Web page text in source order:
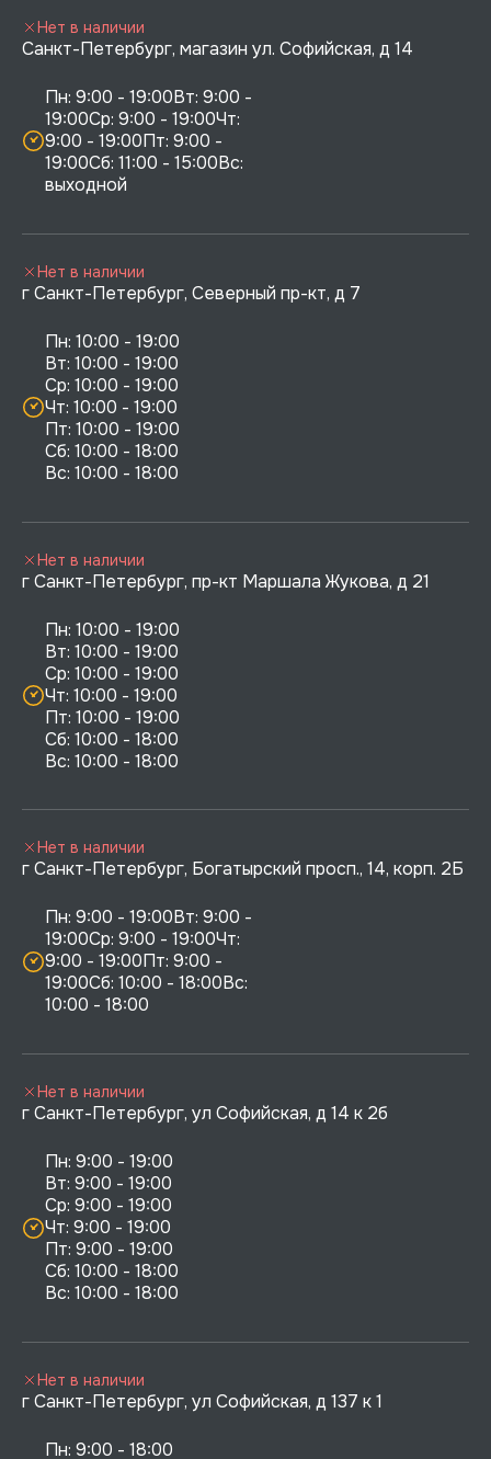
Санкт-Петербург, магазин ул. Софийская, д 14
Пн: 9:00 - 19:00Вт: 9:00 -
19:00Ср: 9:00 - 19:00Чт:
9:00 - 19:00Пт: 9:00 -
19:00Сб: 11:00 - 15:00Вс:
выходной
Нет в наличии
г Санкт-Петербург, Северный пр-кт, д 7
Пн: 10:00 - 19:00
Вт: 10:00 - 19:00
Ср: 10:00 - 19:00
Чт: 10:00 - 19:00
Пт: 10:00 - 19:00
Сб: 10:00 - 18:00
Нет в наличии
г Санкт-Петербург, пр-кт Маршала Жукова, д 21
Пн: 10:00 - 19:00
Вт: 10:00 - 19:00
Ср: 10:00 - 19:00
Чт: 10:00 - 19:00
Пт: 10:00 - 19:00
Сб: 10:00 - 18:00
Нет в наличии
г Санкт-Петербург, Богатырский просп., 14, корп. 2Б
Пн: 9:00 - 19:00Вт: 9:00 -
19:00Ср: 9:00 - 19:00Чт:
9:00 - 19:00Пт: 9:00 -
19:00Сб: 10:00 - 18:00Вс:
10:00 - 18:00
Нет в наличии
г Санкт-Петербург, ул Софийская, д 14 к 2б
Пн: 9:00 - 19:00
Вт: 9:00 - 19:00
Ср: 9:00 - 19:00
Чт: 9:00 - 19:00
Пт: 9:00 - 19:00
Сб: 10:00 - 18:00
Нет в наличии
г Санкт-Петербург, ул Софийская, д 137 к 1
Пн: 9:00 - 18:00
Нет в наличии